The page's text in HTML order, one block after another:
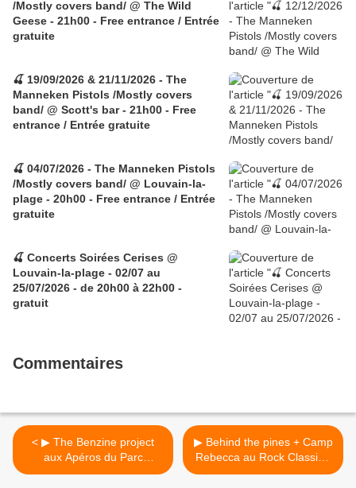
/Mostly covers band/ @ The Wild
Geese - 21h00 - Free entrance / Entrée
gratuite
🍒 19/09/2026 & 21/11/2026 - The
Manneken Pistols /Mostly covers
band/ @ Scott's bar - 21h00 - Free
entrance / Entrée gratuite
🍒 04/07/2026 - The Manneken Pistols
/Mostly covers band/ @ Louvain-la-
plage - 20h00 - Free entrance / Entrée
gratuite
🍒 Concerts Soirées Cerises @
Louvain-la-plage - 02/07 au
25/07/2026 - de 20h00 à 22h00 -
gratuit
Commentaires
< ▶ The Benzine project
aux Apéros du Parc
Josaphat / Ecuries van de
▶ Behind the pines + Camp
Rebecca au Rock Classic -
01/04/2017 - 21h00 -